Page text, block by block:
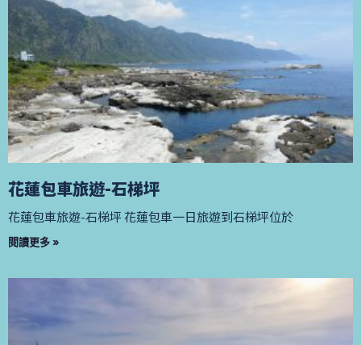
花蓮包車旅遊-石梯坪
花蓮包車旅遊-石梯坪 花蓮包車一日旅遊到石梯坪位於
閱讀更多 »